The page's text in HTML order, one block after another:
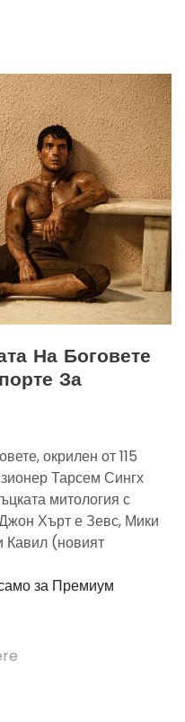
На Боговете
За
окрилен от 115
Тарсем Сингх
митология с
Хърт е Зевс, Мики
Кавил (новият
за Премиум